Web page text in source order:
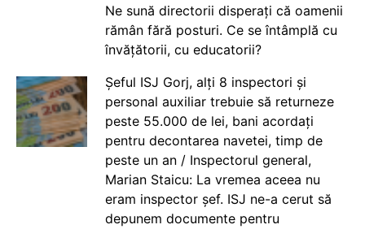
Ne sună directorii disperați că oamenii
rămân fără posturi. Ce se întâmplă cu
învățătorii, cu educatorii?
Șeful ISJ Gorj, alți 8 inspectori și
personal auxiliar trebuie să returneze
peste 55.000 de lei, bani acordați
pentru decontarea navetei, timp de
peste un an / Inspectorul general,
Marian Staicu: La vremea aceea nu
eram inspector șef. ISJ ne-a cerut să
depunem documente pentru